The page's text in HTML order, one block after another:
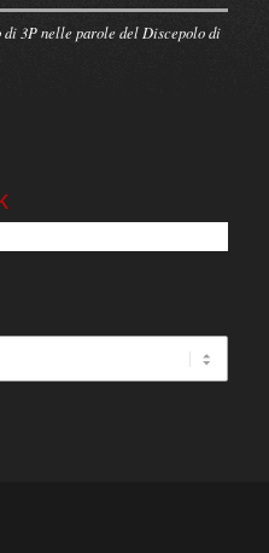
Beato Padre Pino Puglisi
3P nelle parole del Discepolo di